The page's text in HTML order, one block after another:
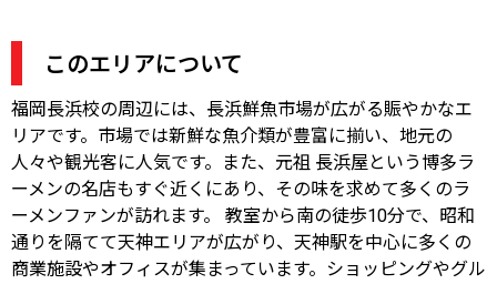
このエリアについて
福岡長浜校の周辺には、長浜鮮魚市場が広がる賑やかなエ
リアです。市場では新鮮な魚介類が豊富に揃い、地元の
人々や観光客に人気です。また、元祖 長浜屋という博多ラ
ーメンの名店もすぐ近くにあり、その味を求めて多くのラ
ーメンファンが訪れます。 教室から南の徒歩10分で、昭和
通りを隔てて天神エリアが広がり、天神駅を中心に多くの
商業施設やオフィスが集まっています。ショッピングやグル